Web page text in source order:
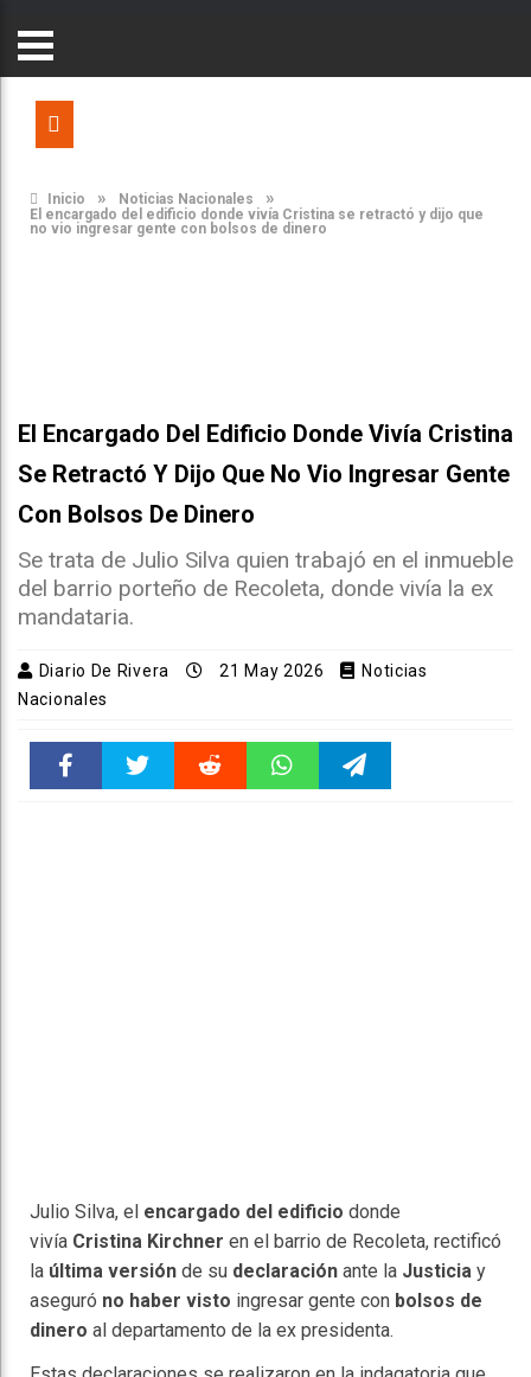
Inicio » Noticias Nacionales »
El encargado del edificio donde vivía Cristina se retractó y dijo que
no vio ingresar gente con bolsos de dinero
El Encargado Del Edificio Donde Vivía Cristina
Se Retractó Y Dijo Que No Vio Ingresar Gente
Con Bolsos De Dinero
Se trata de Julio Silva quien trabajó en el inmueble
del barrio porteño de Recoleta, donde vivía la ex
mandataria.
Diario De Rivera 21 May 2026
Noticias
Nacionales
Julio Silva, el encargado del edificio donde
vivía Cristina Kirchner en el barrio de Recoleta, rectificó
la última versión de su declaración ante la Justicia y
aseguró no haber visto ingresar gente con bolsos de
dinero al departamento de la ex presidenta.